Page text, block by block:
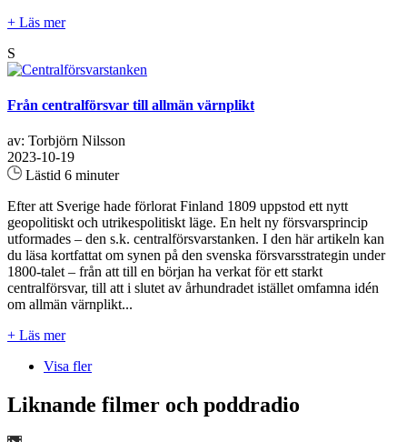
+ Läs mer
S
Från centralförsvar till allmän värnplikt
av: Torbjörn Nilsson
2023-10-19
Lästid 6 minuter
Efter att Sverige hade förlorat Finland 1809 uppstod ett nytt
geopolitiskt och utrikespolitiskt läge. En helt ny försvarsprincip
utformades – den s.k. centralförsvarstanken. I den här artikeln kan
du läsa kortfattat om synen på den svenska försvarsstrategin under
1800-talet – från att till en början ha verkat för ett starkt
centralförsvar, till att i slutet av århundradet istället omfamna idén
om allmän värnplikt...
+ Läs mer
Visa fler
Liknande filmer och poddradio